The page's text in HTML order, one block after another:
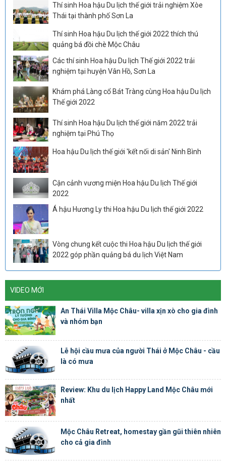
Thí sinh Hoa hậu Du lịch thế giới trải nghiệm Xòe
Thái tại thành phố Sơn La
Thí sinh Hoa hậu Du lịch thế giới 2022 thích thú
quảng bá đồi chè Mộc Châu
Các thí sinh Hoa hậu Du lịch Thế giới 2022 trải
nghiệm tại huyện Vân Hồ, Sơn La
Khám phá Làng cổ Bát Tràng cùng Hoa hậu Du lịch
Thế giới 2022
Thí sinh Hoa hậu Du lịch thế giới năm 2022 trải
nghiệm tại Phú Thọ
Hoa hậu Du lịch thế giới 'kết nối di sản' Ninh Bình
Cận cảnh vương miện Hoa hậu Du lịch Thế giới
2022
Á hậu Hương Ly thi Hoa hậu Du lịch thế giới 2022
Vòng chung kết cuộc thi Hoa hậu Du lịch thế giới
2022 góp phần quảng bá du lịch Việt Nam
VIDEO MỚI
An Thái Villa Mộc Châu- villa xịn xò cho gia đình
và nhóm bạn
Lễ hội cầu mưa của người Thái ở Mộc Châu - cầu
là có mưa
Review: Khu du lịch Happy Land Mộc Châu mới
nhất
Mộc Châu Retreat, homestay gần gũi thiên nhiên
cho cả gia đình